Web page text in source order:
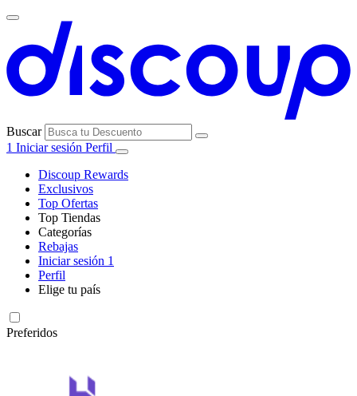
Buscar
1 Iniciar sesión Perfil
Discoup Rewards
Exclusivos
Top Ofertas
Top Tiendas
AliExpress
Categorías
Electrónica e
Accesorios
Rebajas
Iniciar sesión 1
Perfil
Elige tu país
Preferidos